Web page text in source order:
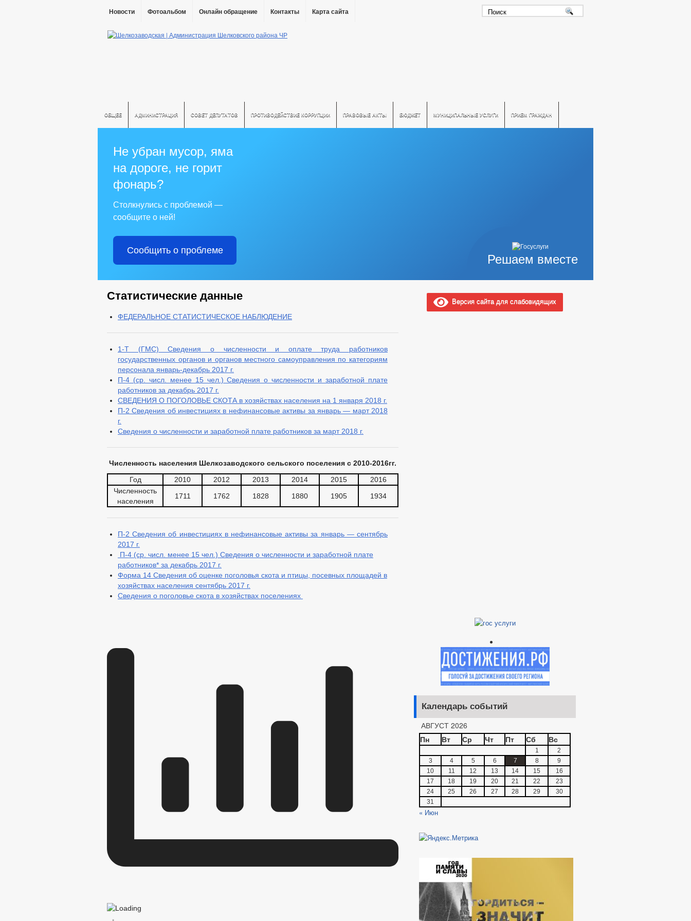
Новости Фотоальбом Онлайн обращение Контакты Карта сайта
ОБЩЕЕ АДМИНИСТРАЦИЯ СОВЕТ ДЕПУТАТОВ ПРОТИВОДЕЙСТВИЕ КОРРУПЦИИ ПРАВОВЫЕ АКТЫ БЮДЖЕТ МУНИЦИПАЛЬНЫЕ УСЛУГИ ПРИЕМ ГРАЖДАН
Решаем вместе
Не убран мусор, яма
на дороге, не горит
фонарь?
Столкнулись с проблемой —
сообщите о ней!
Сообщить о проблеме
Статистические данные
ФЕДЕРАЛЬНОЕ СТАТИСТИЧЕСКОЕ НАБЛЮДЕНИЕ
1-Т (ГМС) Сведения о численности и оплате труда работников
государственных органов и органов местного самоуправления по категориям
персонала январь-декабрь 2017 г.
П-4 (ср. числ. менее 15 чел.) Сведения о численности и заработной плате
работников за декабрь 2017 г.
СВЕДЕНИЯ О ПОГОЛОВЬЕ СКОТА в хозяйствах населения на 1 января 2018 г.
П-2 Сведения об инвестициях в нефинансовые активы за январь — март 2018
г.
Сведения о численности и заработной плате работников за март 2018 г.
Численность населения Шелкозаводского сельского поселения с 2010-2016гг.
Год
2010 2012 2013 2014 2015
2016
Численность
населения
1711 1762 1828 1880 1905 1934
П-2 Сведения об инвестициях в нефинансовые активы за январь — сентябрь
2017 г.
П-4 (ср. числ. менее 15 чел.) Сведения о численности и заработной плате
работников* за декабрь 2017 г.
Форма 14 Сведения об оценке поголовья скота и птицы, посевных площадей в
хозяйствах населения сентябрь 2017 г.
Сведения о поголовье скота в хозяйствах поселениях
Версия сайта для слабовидящих
Календарь событий
АВГУСТ 2026
Пн
Вт Ср Чт Пт Сб Вс
1
2
3
4 5 6 7 8
9
10
11 12 13 14 15
16
17
18 19 20 21 22
23
24
25 26 27 28 29
30
31
« Июн